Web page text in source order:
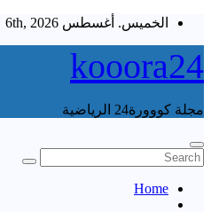
Skip
content
الخميس. أغسطس 6th, 2026
kooora24
مجلة كووورة24 الرياضية
Home